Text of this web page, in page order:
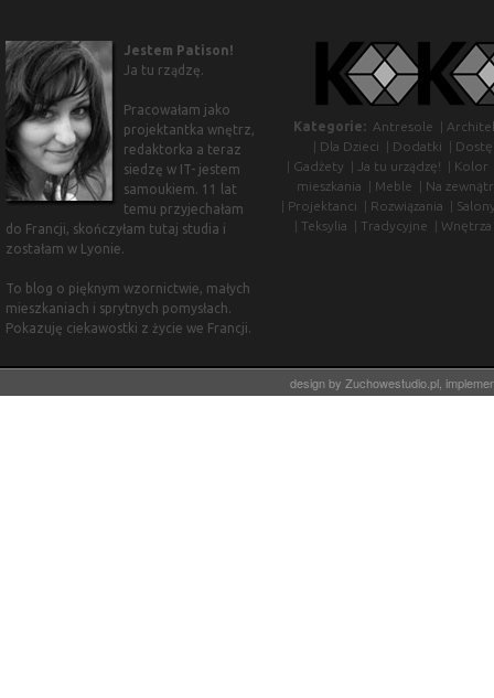
Jestem Patison!
Ja tu rządzę.
Pracowałam jako
projektantka wnętrz,
redaktorka a teraz
siedzę w IT- jestem
samoukiem. 11 lat
temu przyjechałam
do Francji, skończyłam tutaj studia i
zostałam w Lyonie.
To blog o pięknym wzornictwie, małych
mieszkaniach i sprytnych pomysłach.
Pokazuję ciekawostki z życie we Francji.
Kategorie: Antresole |
| Dla Dzieci | Dodatki |
| Gadżety | Ja tu urządzę! | Kolor
mieszkania
| Meble | Na
| Projektanci | Rozwiązania |
| Teksylia | Tradycyjne | Wnętrza
design by Zuchowestudio.pl ,